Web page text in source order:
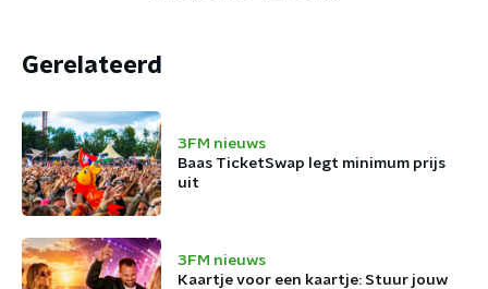
Gerelateerd
3FM nieuws
Baas TicketSwap legt minimum prijs
uit
3FM nieuws
Kaartje voor een kaartje: Stuur jouw